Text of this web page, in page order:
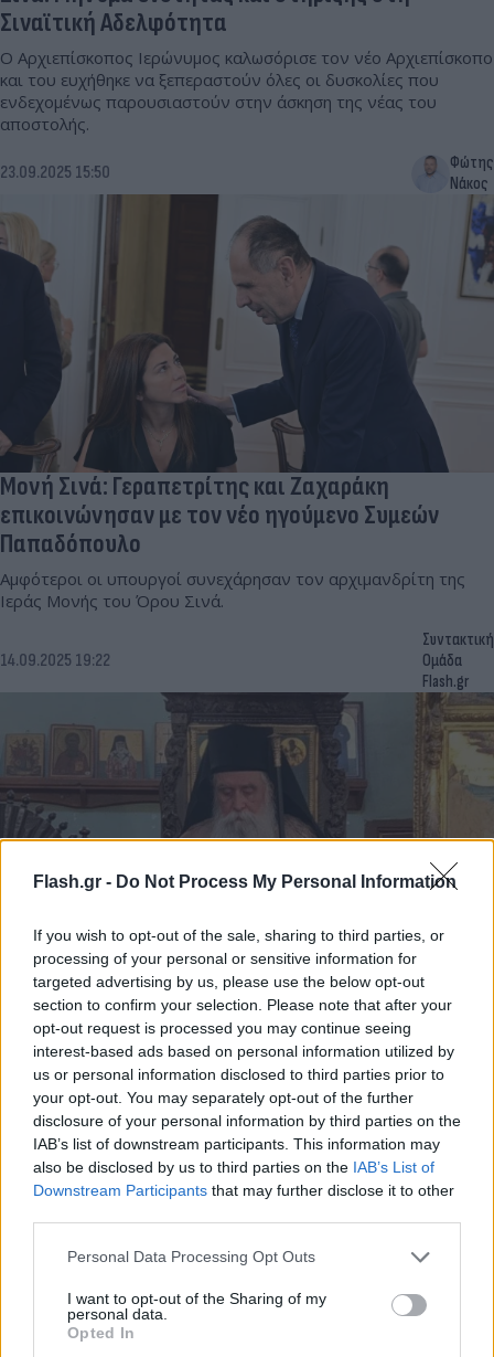
Flash.gr - Do Not Process My Personal Information
If you wish to opt-out of the sale, sharing to third parties, or
processing of your personal or sensitive information for
targeted advertising by us, please use the below opt-out
section to confirm your selection. Please note that after your
opt-out request is processed you may continue seeing
interest-based ads based on personal information utilized by
us or personal information disclosed to third parties prior to
your opt-out. You may separately opt-out of the further
disclosure of your personal information by third parties on the
IAB’s list of downstream participants. This information may
also be disclosed by us to third parties on the IAB’s List of
Downstream Participants that may further disclose it to other
Please note that this website/app uses one or more Google
not limited to your visit or usage behaviour. You may click to
grant or deny consent to Google and its third-party tags to
use your data for below specified purposes in below Google
Personal Data Processing Opt Outs
I want to opt-out of the Sharing of my
personal data.
Opted In
Σιναϊτική Αδελφότητα
Ο Αρχιεπίσκοπος Ιερώνυμος καλωσόρισε τον νέο Αρχιεπίσκοπο
και του ευχήθηκε να ξεπεραστούν όλες οι δυσκολίες που
ενδεχομένως παρουσιαστούν στην άσκηση της νέας του
αποστολής.
23.09.2025 15:50
Φώτης
Νάκος
Μονή Σινά: Γεραπετρίτης και Ζαχαράκη
επικοινώνησαν με τον νέο ηγούμενο Συμεών
Παπαδόπουλο
Αμφότεροι οι υπουργοί συνεχάρησαν τον αρχιμανδρίτη της
Ιεράς Μονής του Όρου Σινά.
14.09.2025 19:22
Συντακτική
Ομάδα
Flash.gr
Νέα σελίδα για τη Μονή Σινά: Στη θέση του
Δαμιανού εξελέγη αρχιεπίσκοπος ο Συμεών
Παπαδόπουλος
Η διαδικασία πραγματοποιήθηκε σε κλίμα ενότητας και με
ευρεία συναίνεση, καθώς ο νέος ηγούμενος συγκέντρωσε 19
ψήφους σε σύνολο 20.
14.09.2025 13:31